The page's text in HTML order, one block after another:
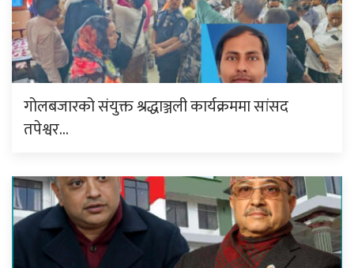
गोलबजारको संयुक्त श्रद्धाञ्जली कार्यक्रममा सांसद
तपेश्वर…